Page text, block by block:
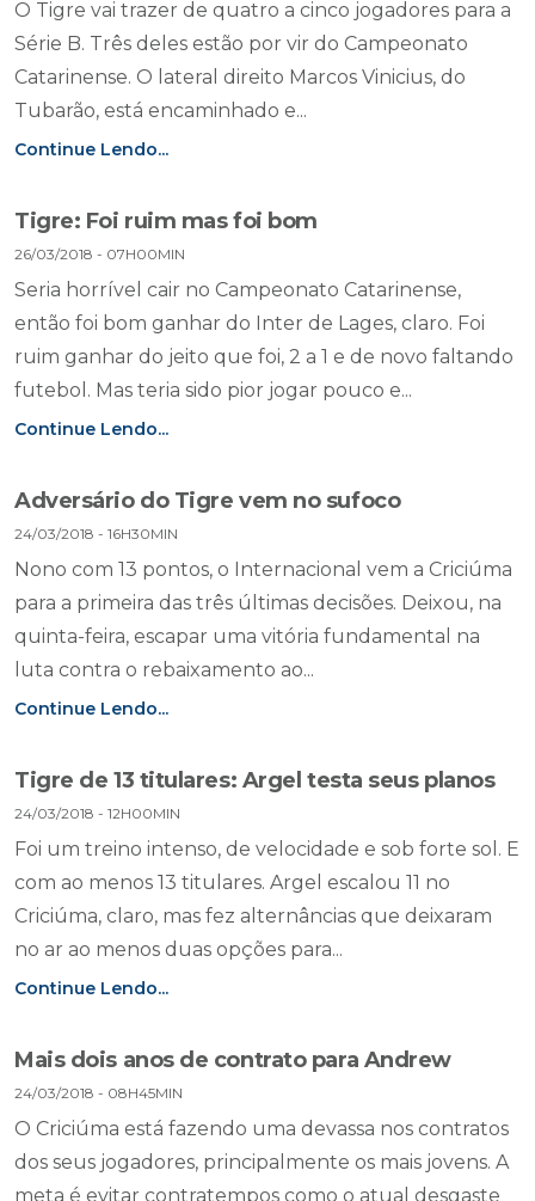
O Tigre vai trazer de quatro a cinco jogadores para a
Série B. Três deles estão por vir do Campeonato
Catarinense. O lateral direito Marcos Vinicius, do
Tubarão, está encaminhado e...
Continue Lendo...
Tigre: Foi ruim mas foi bom
26/03/2018 - 07H00MIN
Seria horrível cair no Campeonato Catarinense,
então foi bom ganhar do Inter de Lages, claro. Foi
ruim ganhar do jeito que foi, 2 a 1 e de novo faltando
futebol. Mas teria sido pior jogar pouco e...
Continue Lendo...
Adversário do Tigre vem no sufoco
24/03/2018 - 16H30MIN
Nono com 13 pontos, o Internacional vem a Criciúma
para a primeira das três últimas decisões. Deixou, na
quinta-feira, escapar uma vitória fundamental na
luta contra o rebaixamento ao...
Continue Lendo...
Tigre de 13 titulares: Argel testa seus planos
24/03/2018 - 12H00MIN
Foi um treino intenso, de velocidade e sob forte sol. E
com ao menos 13 titulares. Argel escalou 11 no
Criciúma, claro, mas fez alternâncias que deixaram
no ar ao menos duas opções para...
Continue Lendo...
Mais dois anos de contrato para Andrew
24/03/2018 - 08H45MIN
O Criciúma está fazendo uma devassa nos contratos
dos seus jogadores, principalmente os mais jovens. A
meta é evitar contratempos como o atual desgaste